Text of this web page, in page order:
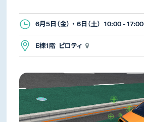
6月5日（金） ・ 6日（土） 10:00 - 17:00
E棟1階 ピロティ